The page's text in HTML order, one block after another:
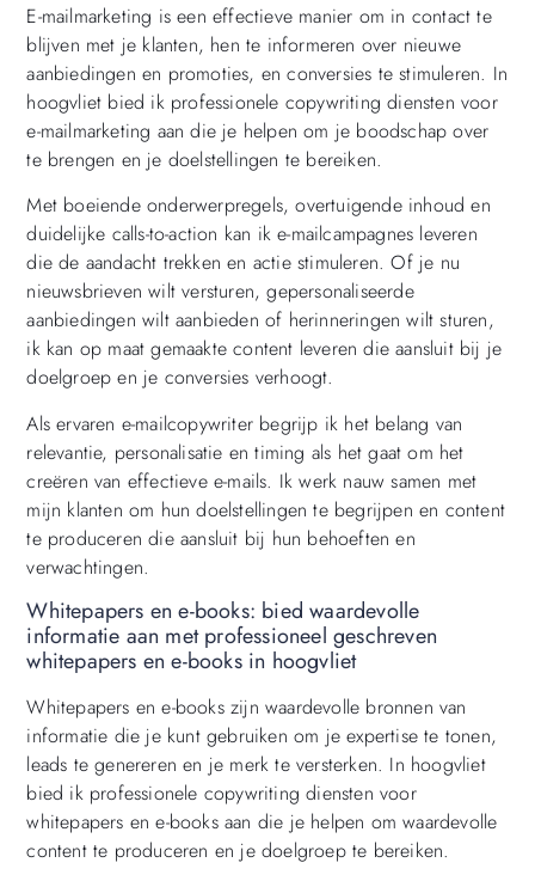
E-mailmarketing is een effectieve manier om in contact te
blijven met je klanten, hen te informeren over nieuwe
aanbiedingen en promoties, en conversies te stimuleren. In
hoogvliet bied ik professionele copywriting diensten voor
e-mailmarketing aan die je helpen om je boodschap over
te brengen en je doelstellingen te bereiken.
Met boeiende onderwerpregels, overtuigende inhoud en
duidelijke calls-to-action kan ik e-mailcampagnes leveren
die de aandacht trekken en actie stimuleren. Of je nu
nieuwsbrieven wilt versturen, gepersonaliseerde
aanbiedingen wilt aanbieden of herinneringen wilt sturen,
ik kan op maat gemaakte content leveren die aansluit bij je
doelgroep en je conversies verhoogt.
Als ervaren e-mailcopywriter begrijp ik het belang van
relevantie, personalisatie en timing als het gaat om het
creëren van effectieve e-mails. Ik werk nauw samen met
mijn klanten om hun doelstellingen te begrijpen en content
te produceren die aansluit bij hun behoeften en
verwachtingen.
Whitepapers en e-books: bied waardevolle
informatie aan met professioneel geschreven
whitepapers en e-books in hoogvliet
Whitepapers en e-books zijn waardevolle bronnen van
informatie die je kunt gebruiken om je expertise te tonen,
leads te genereren en je merk te versterken. In hoogvliet
bied ik professionele copywriting diensten voor
whitepapers en e-books aan die je helpen om waardevolle
content te produceren en je doelgroep te bereiken.